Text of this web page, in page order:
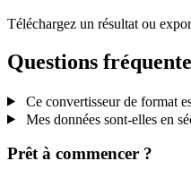
Téléchargez un résultat ou
Questions
Ce convertisseur de format
Mes données sont-elles en
Prêt à commencer ?